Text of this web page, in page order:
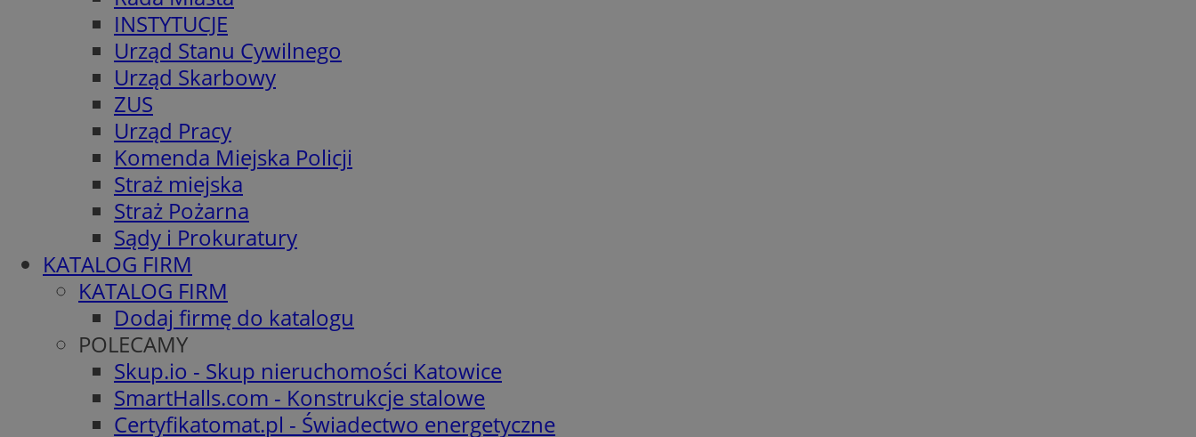
INSTYTUCJE
Urząd Stanu Cywilnego
Urząd Skarbowy
ZUS
Urząd Pracy
Komenda Miejska Policji
Straż miejska
Straż Pożarna
Sądy i Prokuratury
KATALOG FIRM
KATALOG FIRM
Dodaj firmę do katalogu
POLECAMY
Skup.io - Skup nieruchomości Katowice
SmartHalls.com - Konstrukcje stalowe
Certyfikatomat.pl - Świadectwo energetyczne